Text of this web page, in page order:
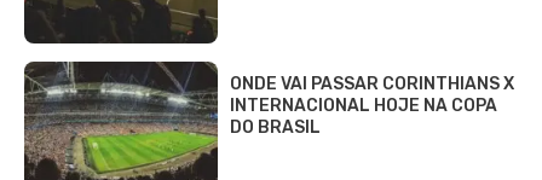
ONDE VAI PASSAR CORINTHIANS X
INTERNACIONAL HOJE NA COPA
DO BRASIL